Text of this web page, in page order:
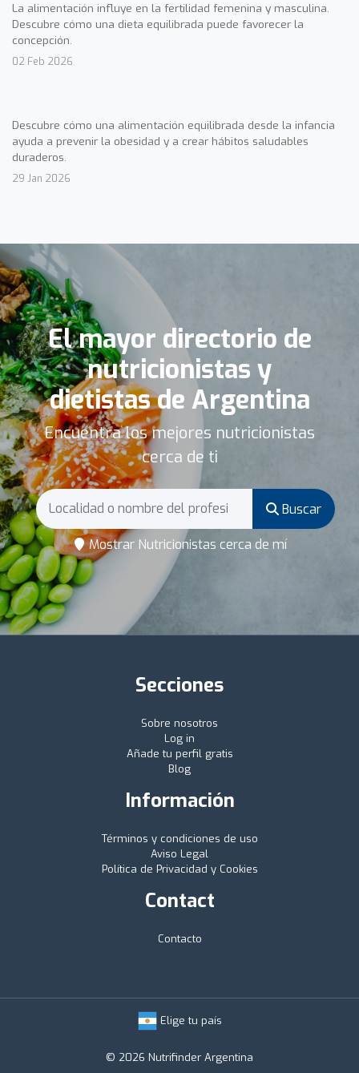
La alimentación influye en la fertilidad femenina y masculina.
Descubre cómo una dieta equilibrada puede favorecer la
concepción.
02 Feb 2026
Descubre cómo una alimentación equilibrada desde la infancia
ayuda a prevenir la obesidad y a crear hábitos saludables
duraderos.
29 Jan 2026
El mayor directorio de
nutricionistas y
dietistas de Argentina
Encuentra los mejores nutricionistas
cerca de ti
Buscar
Mostrar Nutricionistas cerca de mí
Secciones
Sobre nosotros
Log in
Añade tu perfil gratis
Blog
Información
Términos y condiciones de uso
Aviso Legal
Política de Privacidad y Cookies
Contact
Contacto
Elige tu país
© 2026 Nutrifinder Argentina